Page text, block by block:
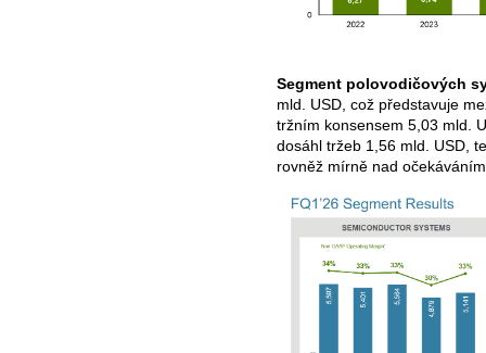
Segment polovodičových
mld. USD, což představuje
tržním konsensem 5,03 mld.
dosáhl tržeb 1,56 mld. USD,
rovněž mírně nad